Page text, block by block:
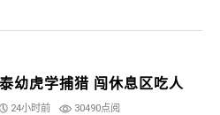
泰幼虎学捕猎 闯休息区吃人
24小时前 30490点阅